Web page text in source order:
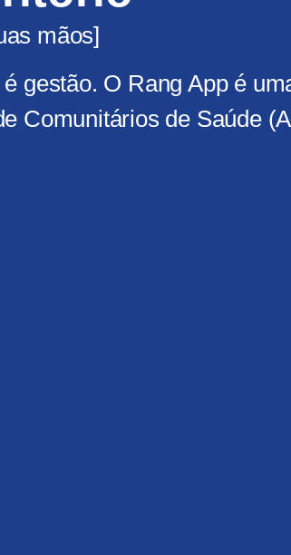
mãos]
gestão. O Rang App é
Comunitários de Saúde